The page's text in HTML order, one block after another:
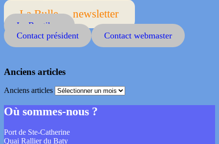
La Bulle ... newsletter
La Boutik ...
Contact président
Contact webmaster
Anciens articles
Anciens articles
Où sommes-nous ?
Port de Ste-Catherine
Quai Rallier du Baty